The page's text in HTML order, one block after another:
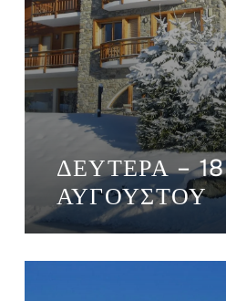
ΔΕΥΤΈΡΑ – 18
ΑΥΓΟΎΣΤΟΥ